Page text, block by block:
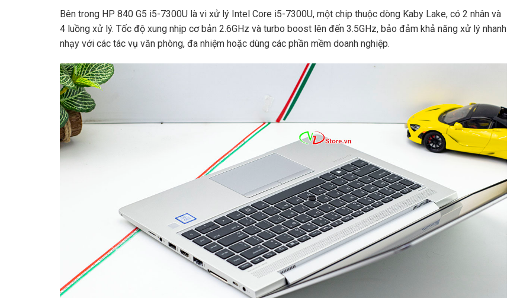
Bên trong HP 840 G5 i5-7300U là vi xử lý Intel Core i5-7300U, một chip thuộc dòng Kaby Lake, có 2 nhân và
4 luồng xử lý. Tốc độ xung nhịp cơ bản 2.6GHz và turbo boost lên đến 3.5GHz, bảo đảm khả năng xử lý nhanh
nhạy với các tác vụ văn phòng, đa nhiệm hoặc dùng các phần mềm doanh nghiệp.